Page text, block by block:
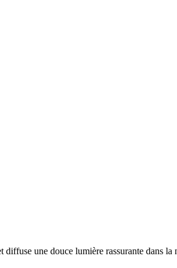
diffuse une douce lumière rassurante dans la